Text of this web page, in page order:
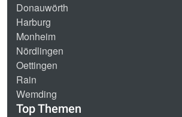
Donauwörth
Harburg
Monheim
Nördlingen
Oettingen
Rain
Wemding
Top Themen